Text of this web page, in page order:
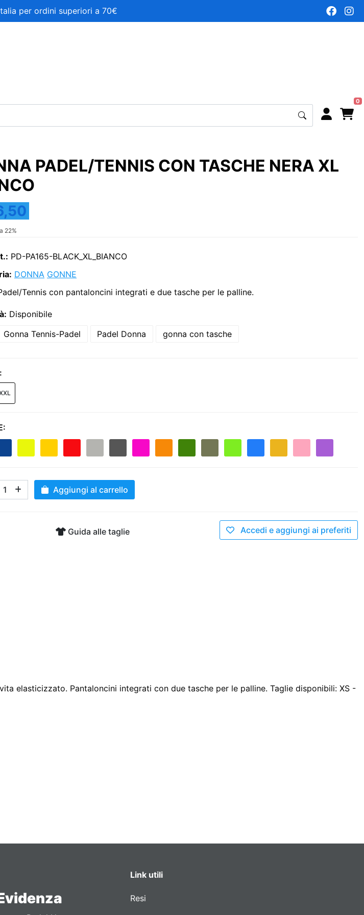
per ordini superiori a 70€
0
PADEL/TENNIS CON TASCHE NERA XL
22%
PD-PA165-BLACK_XL_BIANCO
DONNA GONNE
Tennis con pantaloncini integrati e due tasche per le palline.
Disponibile
Gonna Tennis-Padel Padel Donna gonna con tasche
Aggiungi al carrello
Guida alle taglie Accedi e aggiungi ai preferiti
elasticizzato. Pantaloncini integrati con due tasche per le palline. Taglie disponibili: XS -
Link utili
Resi